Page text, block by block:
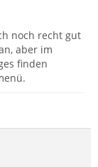
noch recht gut
aber im
finden